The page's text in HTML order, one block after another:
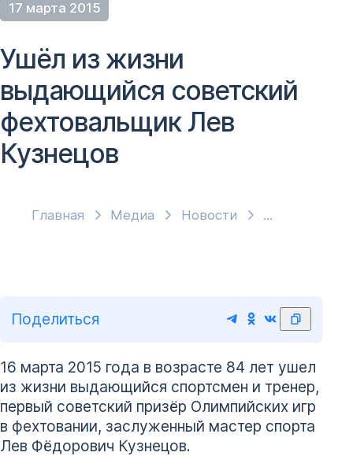
17 марта 2015
Главная Медиа Новости
Ушёл из жизни
выдающийся советский
фехтовальщик Лев
Кузнецов
Поделиться
16 марта 2015 года в возрасте 84 лет ушел
из жизни выдающийся спортсмен и тренер,
первый советский призёр Олимпийских игр
в фехтовании, заслуженный мастер спорта
Лев Фёдорович Кузнецов.